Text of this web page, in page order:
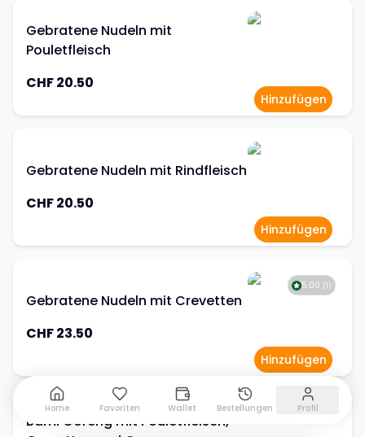
Gebratene Nudeln mit
Pouletfleisch
CHF 20.50
Hinzufügen
Gebratene Nudeln mit Rindfleisch
CHF 20.50
Hinzufügen
Gebratene Nudeln mit Crevetten
CHF 23.50
5.00 (1 )
Hinzufügen
Bami Goreng mit Pouletfleisch,
Home Favoriten Wallet Bestellungen Profil